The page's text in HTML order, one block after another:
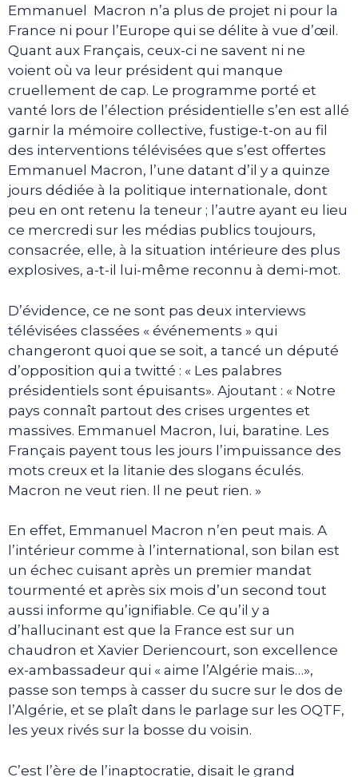
Emmanuel Macron n’a plus de projet ni pour la
France ni pour l’Europe qui se délite à vue d’œil.
Quant aux Français, ceux-ci ne savent ni ne
voient où va leur président qui manque
cruellement de cap. Le programme porté et
vanté lors de l’élection présidentielle s’en est allé
garnir la mémoire collective, fustige-t-on au fil
des interventions télévisées que s’est offertes
Emmanuel Macron, l’une datant d’il y a quinze
jours dédiée à la politique internationale, dont
peu en ont retenu la teneur ; l’autre ayant eu lieu
ce mercredi sur les médias publics toujours,
consacrée, elle, à la situation intérieure des plus
explosives, a-t-il lui-même reconnu à demi-mot.
D’évidence, ce ne sont pas deux interviews
télévisées classées « événements » qui
changeront quoi que se soit, a tancé un député
d’opposition qui a twitté : « Les palabres
présidentiels sont épuisants». Ajoutant : « Notre
pays connaît partout des crises urgentes et
massives. Emmanuel Macron, lui, baratine. Les
Français payent tous les jours l’impuissance des
mots creux et la litanie des slogans éculés.
Macron ne veut rien. Il ne peut rien. »
En effet, Emmanuel Macron n’en peut mais. A
l’intérieur comme à l’international, son bilan est
un échec cuisant après un premier mandat
tourmenté et après six mois d’un second tout
aussi informe qu’ignifiable. Ce qu’il y a
d’hallucinant est que la France est sur un
chaudron et Xavier Deriencourt, son excellence
ex-ambassadeur qui « aime l’Algérie mais…»,
passe son temps à casser du sucre sur le dos de
l’Algérie, et se plaît dans le parlage sur les OQTF,
les yeux rivés sur la bosse du voisin.
C’est l’ère de l’inaptocratie, disait le grand